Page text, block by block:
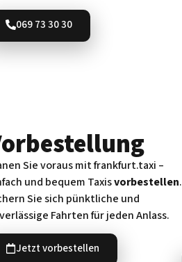
069 73 30 30
Sie voraus mit frankfurt.taxi –
und bequem Taxisvorbestellen.
Sie sich pünktliche und
Fahrten für jeden Anlass.
Jetzt vorbestellen